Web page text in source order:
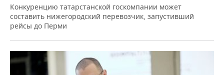
Конкуренцию татарстанской госкомпании может
составить нижегородский перевозчик, запустивший
рейсы до Перми